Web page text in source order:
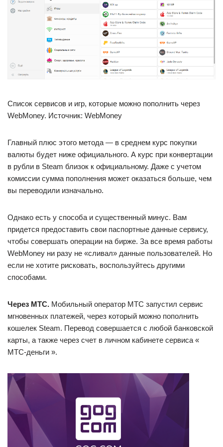
Список сервисов и игр, которые можно пополнить через
WebMoney. Источник: WebMoney
Главный плюс этого метода — в среднем курс покупки
валюты будет ниже официального. А курс при конвертации
в рубли в Steam близок к официальному. Даже с учетом
комиссии сумма пополнения может оказаться больше, чем
вы переводили изначально.
Однако есть у способа и существенный минус. Вам
придется предоставить свои паспортные данные сервису,
чтобы совершать операции на бирже. За все время работы
WebMoney ни разу не «сливал» данные пользователей. Но
если не хотите рисковать, воспользуйтесь другими
способами.
Через МТС. Мобильный оператор МТС запустил сервис
мгновенных платежей, через который можно пополнить
кошелек Steam. Перевод совершается с любой банковской
карты, а также через счет в личном кабинете сервиса «
МТС-деньги ».